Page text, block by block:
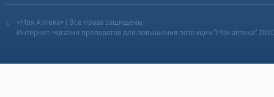
«Моя Аптека» | Все права защищены
Интернет-магазин препаратов для повышения потенции “Моя аптека”